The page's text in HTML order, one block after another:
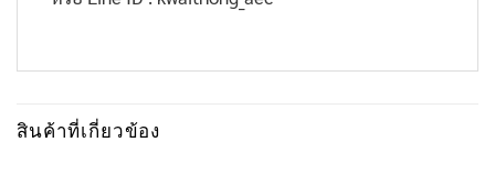
สินค้าที่เกี่ยวข้อง